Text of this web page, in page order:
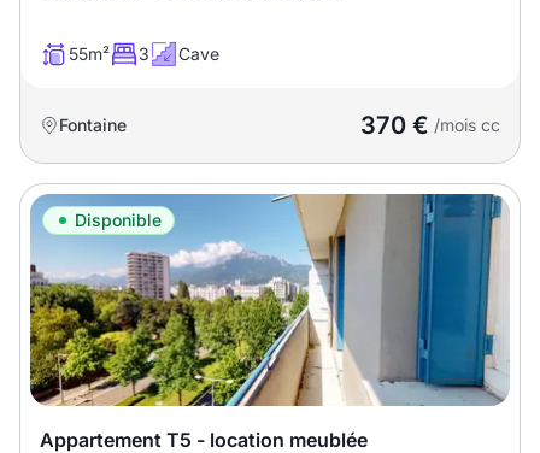
55m² 3 Cave
Fontaine 370 € /mois cc
Disponible
Appartement T5 - location meublée